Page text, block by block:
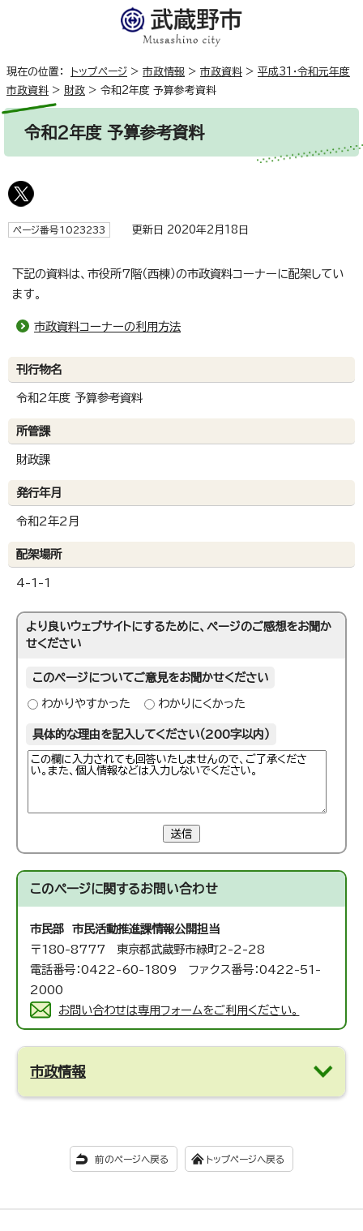
現在の位置： トップページ > 市政情報 > 市政資料 > 平成31・令和元年度
市政資料 > 財政 > 令和2年度 予算参考資料
令和2年度 予算参考資料
ページ番号1023233 更新日 2020年2月18日
下記の資料は、市役所7階（西棟）の市政資料コーナーに配架してい
ます。
市政資料コーナーの利用方法
刊行物名
令和2年度 予算参考資料
所管課
財政課
発行年月
令和2年2月
配架場所
4-1-1
より良いウェブサイトにするために、ページのご感想をお聞か
せください
このページについてご意見をお聞かせください
わかりやすかった わかりにくかった
具体的な理由を記入してください（200字以内）
送信
このページに関するお問い合わせ
市民部 市民活動推進課情報公開担当
〒180-8777 東京都武蔵野市緑町2-2-28
電話番号：0422-60-1809 ファクス番号：0422-51-
2000
お問い合わせは専用フォームをご利用ください。
市政情報
前のページへ戻る トップページへ戻る